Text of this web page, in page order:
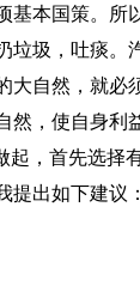
基本国策。所
垃圾，吐痰。
大自然，就必
然，使自身利
起，首先选择
提出如下建议：